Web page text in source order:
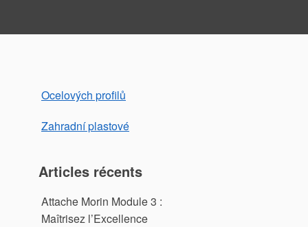
Ocelových profilů
Zahradní plastové
Articles récents
Attache Morin Module 3 :
Maîtrisez l’Excellence